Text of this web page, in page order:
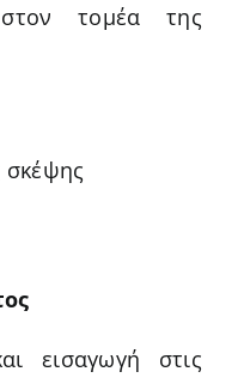
στον τομέα της
σκέψης
εισαγωγή στις